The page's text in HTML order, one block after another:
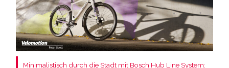
Minimalistisch durch die Stadt mit Bosch Hub Line System: